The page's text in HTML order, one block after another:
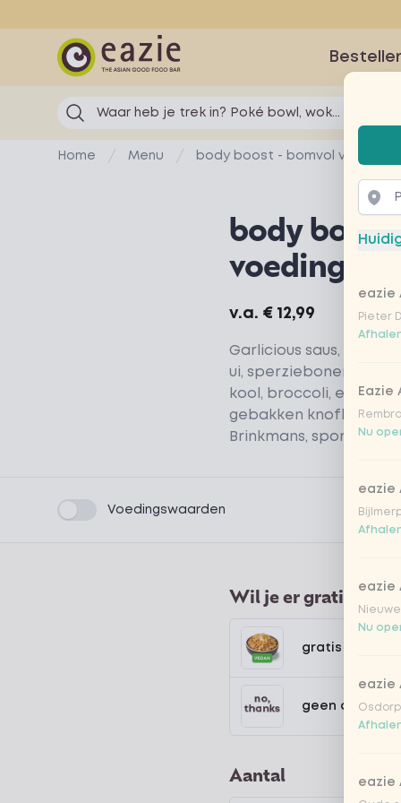
Eazie
Waar heb je trek in? Poké bowl, wok...
Home Menu body boost - bomvol
body boost
Product information
v.a. € 12,99
Garlicious saus,
ui, sperziebonen,
kool, broccoli, extra
gebakken knoflook.
Brinkmans,
Product filters
Voedingswaarden
Wil je er gratis
gratis crispy
geen crispy
Aantal
eazie
Pieter
Eazie
Nu
eazie
eazie
Nu
eazie
eazie